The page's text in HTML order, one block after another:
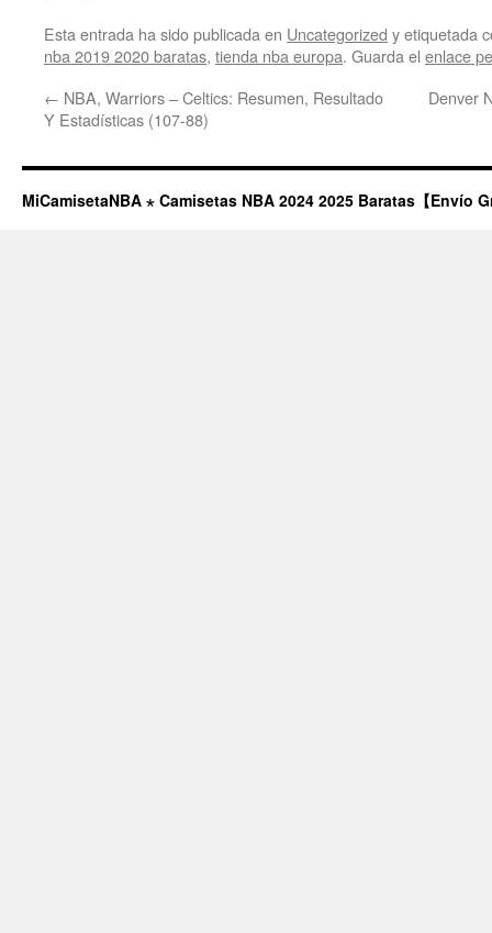
Esta entrada ha sido publicada en Uncategorized y etiquetada
nba 2019 2020 baratas, tienda nba europa. Guarda el enlace
← NBA, Warriors – Celtics: Resumen, Resultado
Y Estadísticas (107-88)
Denver
MiCamisetaNBA ⋆ Camisetas NBA 2024 2025 Baratas【Envío